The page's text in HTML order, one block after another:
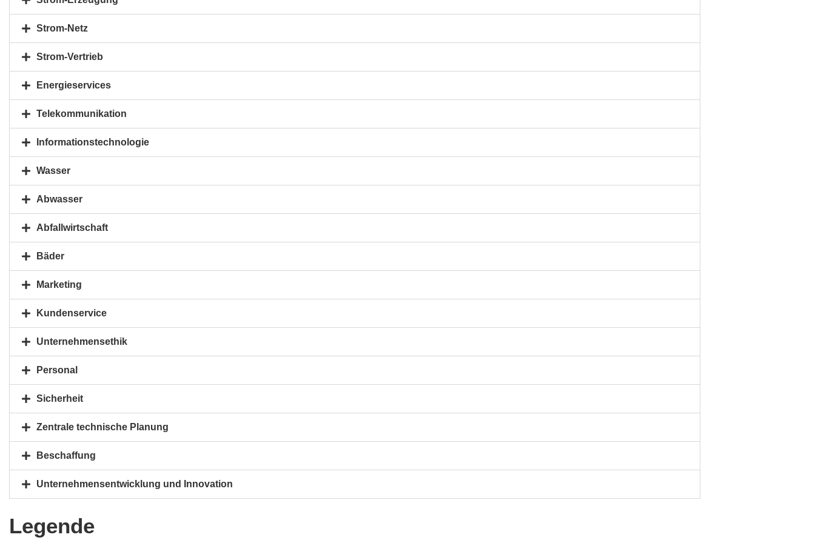
Strom-Netz
Strom-Vertrieb
Energieservices
Telekommunikation
Informationstechnologie
Wasser
Abwasser
Abfallwirtschaft
Bäder
Marketing
Kundenservice
Unternehmensethik
Personal
Sicherheit
Zentrale technische Planung
Beschaffung
Unternehmensentwicklung und Innovation
Legende